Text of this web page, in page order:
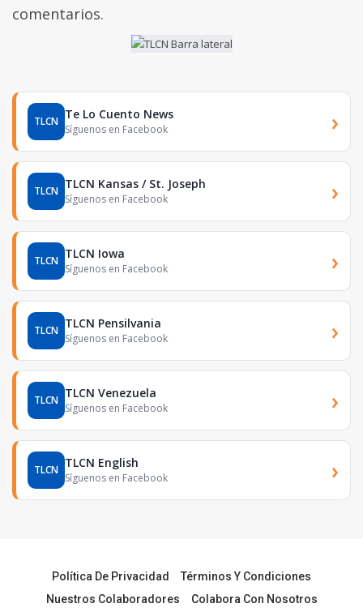
comentarios.
TLCN Te Lo Cuento News
Síguenos en Facebook ›
TLCN TLCN Kansas / St. Joseph
Síguenos en Facebook ›
TLCN TLCN Iowa
Síguenos en Facebook ›
TLCN TLCN Pensilvania
Síguenos en Facebook ›
TLCN TLCN Venezuela
Síguenos en Facebook ›
TLCN TLCN English
Síguenos en Facebook ›
Política De Privacidad
Términos Y Condiciones
Nuestros Colaboradores
Colabora Con Nosotros